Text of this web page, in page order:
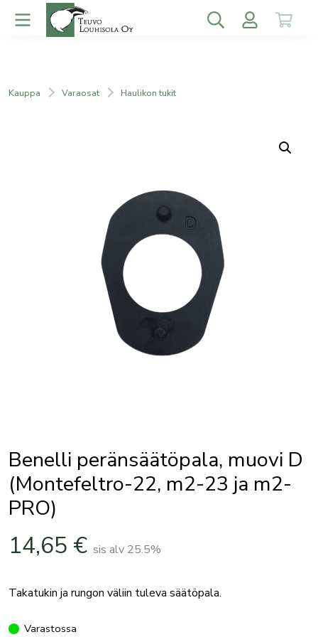
Kauppa Varaosat Haulikon tukit
Benelli peränsäätöpala, muovi D
(Montefeltro-22, m2-23 ja m2-
PRO)
14,65 € sis alv 25.5%
Takatukin ja rungon väliin tuleva säätöpala.
Varastossa